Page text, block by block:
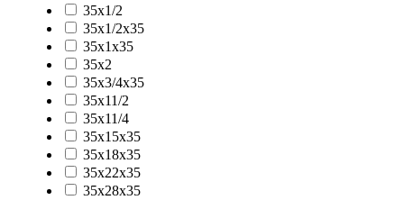
35x1/2
35x1/2x35
35x1x35
35x2
35x3/4x35
35x11/2
35x11/4
35x15x35
35x18x35
35x22x35
35x28x35